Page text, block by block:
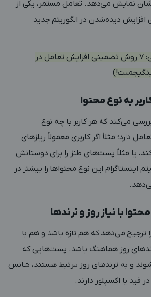
نمایش می‌دهد. تعامل مستمر، یکی از
افزایش دیده‌شدن در الگوریتم جدید
7 روش تضمینی افزایش تعامل در
می‌کند که هر کاربر با چه نوع
دارد؛ مثلاً اگر کاربری معمولاً ریلز‌های
یا مثلاً پست‌های طنز را برای دوستانش
اینستاگرام این نوع محتواها را بیشتر در
را ترجیح می‌دهد که هم تازه باشد و هم با
روز هماهنگ باشد. پست‌هایی که
و به ترندهای روز مرتبط هستند، شانس
فید یا اکسپلور دارند.